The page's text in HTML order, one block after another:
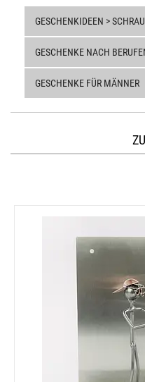
GESCHENKIDEEN >
GESCHENKE NACH
GESCHENKE FÜR MÄNNER